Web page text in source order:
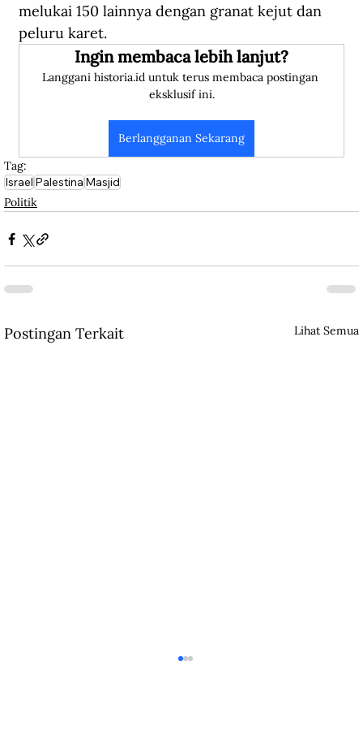
melukai 150 lainnya dengan granat kejut dan
peluru karet.
Ingin membaca lebih lanjut?
Langgani historia.id untuk terus membaca postingan
eksklusif ini.
Berlangganan Sekarang
Tag:
IsraelPalestinaMasjid
Politik
Postingan Terkait Lihat Semua